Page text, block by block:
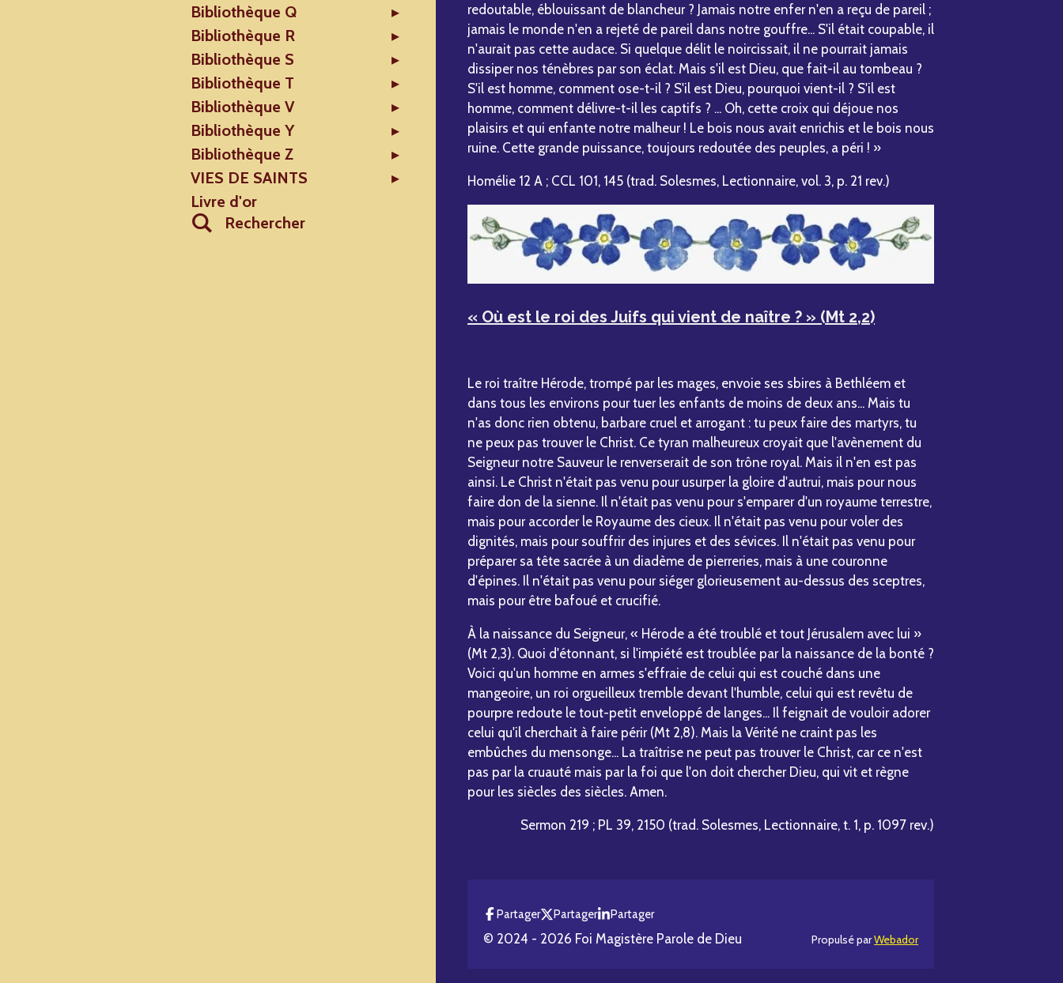
redoutable, éblouissant de blancheur ? Jamais notre enfer n'en a reçu de pareil ;
jamais le monde n'en a rejeté de pareil dans notre gouffre... S'il était coupable, il
n'aurait pas cette audace. Si quelque délit le noircissait, il ne pourrait jamais
dissiper nos ténèbres par son éclat. Mais s'il est Dieu, que fait-il au tombeau ?
S'il est homme, comment ose-t-il ? S'il est Dieu, pourquoi vient-il ? S'il est
homme, comment délivre-t-il les captifs ? ... Oh, cette croix qui déjoue nos
plaisirs et qui enfante notre malheur ! Le bois nous avait enrichis et le bois nous
ruine. Cette grande puissance, toujours redoutée des peuples, a péri ! »
Homélie 12 A ; CCL 101, 145 (trad. Solesmes, Lectionnaire, vol. 3, p. 21 rev.)
« Où est le roi des Juifs qui vient de naître ? » (Mt 2,2)
Le roi traître Hérode, trompé par les mages, envoie ses sbires à Bethléem et
dans tous les environs pour tuer les enfants de moins de deux ans... Mais tu
n'as donc rien obtenu, barbare cruel et arrogant : tu peux faire des martyrs, tu
ne peux pas trouver le Christ. Ce tyran malheureux croyait que l'avènement du
Seigneur notre Sauveur le renverserait de son trône royal. Mais il n'en est pas
ainsi. Le Christ n'était pas venu pour usurper la gloire d'autrui, mais pour nous
faire don de la sienne. Il n'était pas venu pour s'emparer d'un royaume terrestre,
mais pour accorder le Royaume des cieux. Il n'était pas venu pour voler des
dignités, mais pour souffrir des injures et des sévices. Il n'était pas venu pour
préparer sa tête sacrée à un diadème de pierreries, mais à une couronne
d'épines. Il n'était pas venu pour siéger glorieusement au-dessus des sceptres,
mais pour être bafoué et crucifié.
À la naissance du Seigneur, « Hérode a été troublé et tout Jérusalem avec lui »
(Mt 2,3). Quoi d'étonnant, si l'impiété est troublée par la naissance de la bonté ?
Voici qu'un homme en armes s'effraie de celui qui est couché dans une
mangeoire, un roi orgueilleux tremble devant l'humble, celui qui est revêtu de
pourpre redoute le tout-petit enveloppé de langes... Il feignait de vouloir adorer
celui qu'il cherchait à faire périr (Mt 2,8). Mais la Vérité ne craint pas les
embûches du mensonge... La traîtrise ne peut pas trouver le Christ, car ce n'est
pas par la cruauté mais par la foi que l'on doit chercher Dieu, qui vit et règne
pour les siècles des siècles. Amen.
Sermon 219 ; PL 39, 2150 (trad. Solesmes, Lectionnaire, t. 1, p. 1097 rev.)
Partager Partager Partager
© 2024 - 2026 Foi Magistère Parole de Dieu Propulsé parWebador
Bibliothèque Q
Bibliothèque R
Bibliothèque S
Bibliothèque T
Bibliothèque V
Bibliothèque Y
Bibliothèque Z
VIES DE SAINTS
Livre d'or
Rechercher